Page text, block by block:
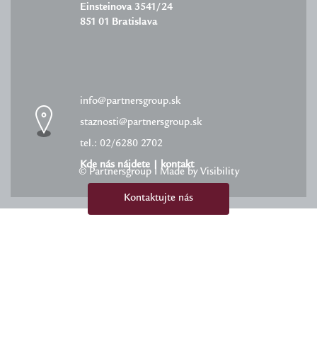
Einsteinova 3541/24
851 01 Bratislava
info@partnersgroup.sk
staznosti@partnersgroup.sk
tel.: 02/6280 2702
Kde nás nájdete kontakt
Kontaktujte nás
© Partnersgroup I Made by Visibility